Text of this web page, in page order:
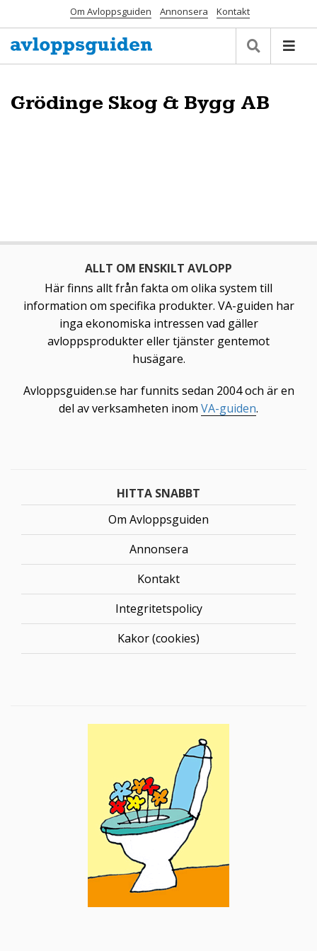
Om Avloppsguiden Annonsera Kontakt
Grödinge Skog & Bygg AB
ALLT OM ENSKILT AVLOPP
Här finns allt från fakta om olika system till
information om specifika produkter. VA-guiden har
inga ekonomiska intressen vad gäller
avloppsprodukter eller tjänster gentemot
husägare.
Avloppsguiden.se har funnits sedan 2004 och är en
del av verksamheten inom VA-guiden.
HITTA SNABBT
Om Avloppsguiden
Annonsera
Kontakt
Integritetspolicy
Kakor (cookies)